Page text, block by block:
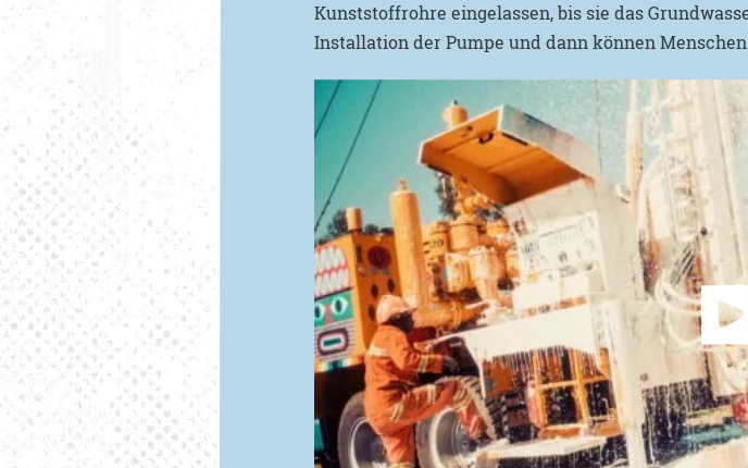
Kunststoffrohre eingelassen, bis sie das
Installation der Pumpe und dann können